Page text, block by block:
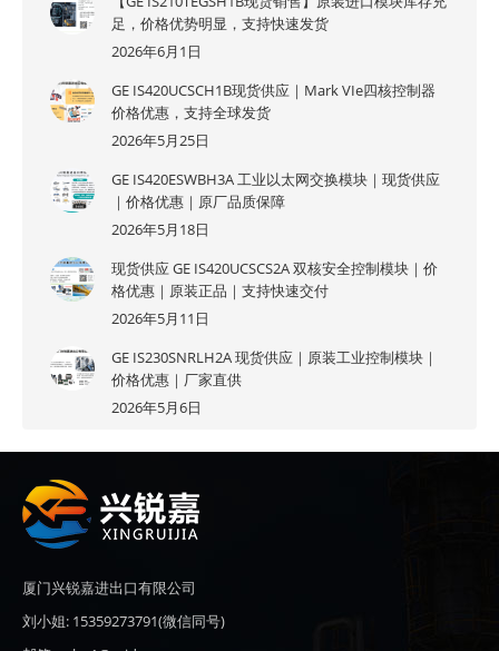
足，价格优势明显，支持快速发货
2026年6月1日
GE IS420UCSCH1B现货供应｜Mark VIe四核控制器
价格优惠，支持全球发货
2026年5月25日
GE IS420ESWBH3A 工业以太网交换模块｜现货供应
｜价格优惠｜原厂品质保障
2026年5月18日
现货供应 GE IS420UCSCS2A 双核安全控制模块｜价
格优惠｜原装正品｜支持快速交付
2026年5月11日
GE IS230SNRLH2A 现货供应｜原装工业控制模块｜
价格优惠｜厂家直供
2026年5月6日
厦门兴锐嘉进出口有限公司
刘小姐: 15359273791(微信同号)